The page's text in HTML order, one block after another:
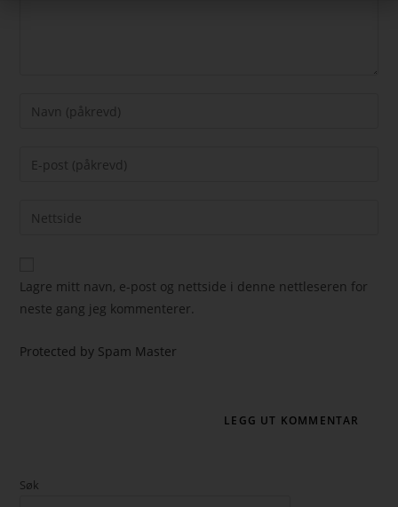
Lagre mitt navn, e-post og nettside i denne nettleseren for
neste gang jeg kommenterer.
Protected by Spam Master
Søk